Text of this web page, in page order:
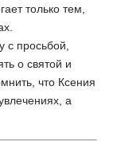
только тем,
с просьбой,
о святой и
что Ксения
а